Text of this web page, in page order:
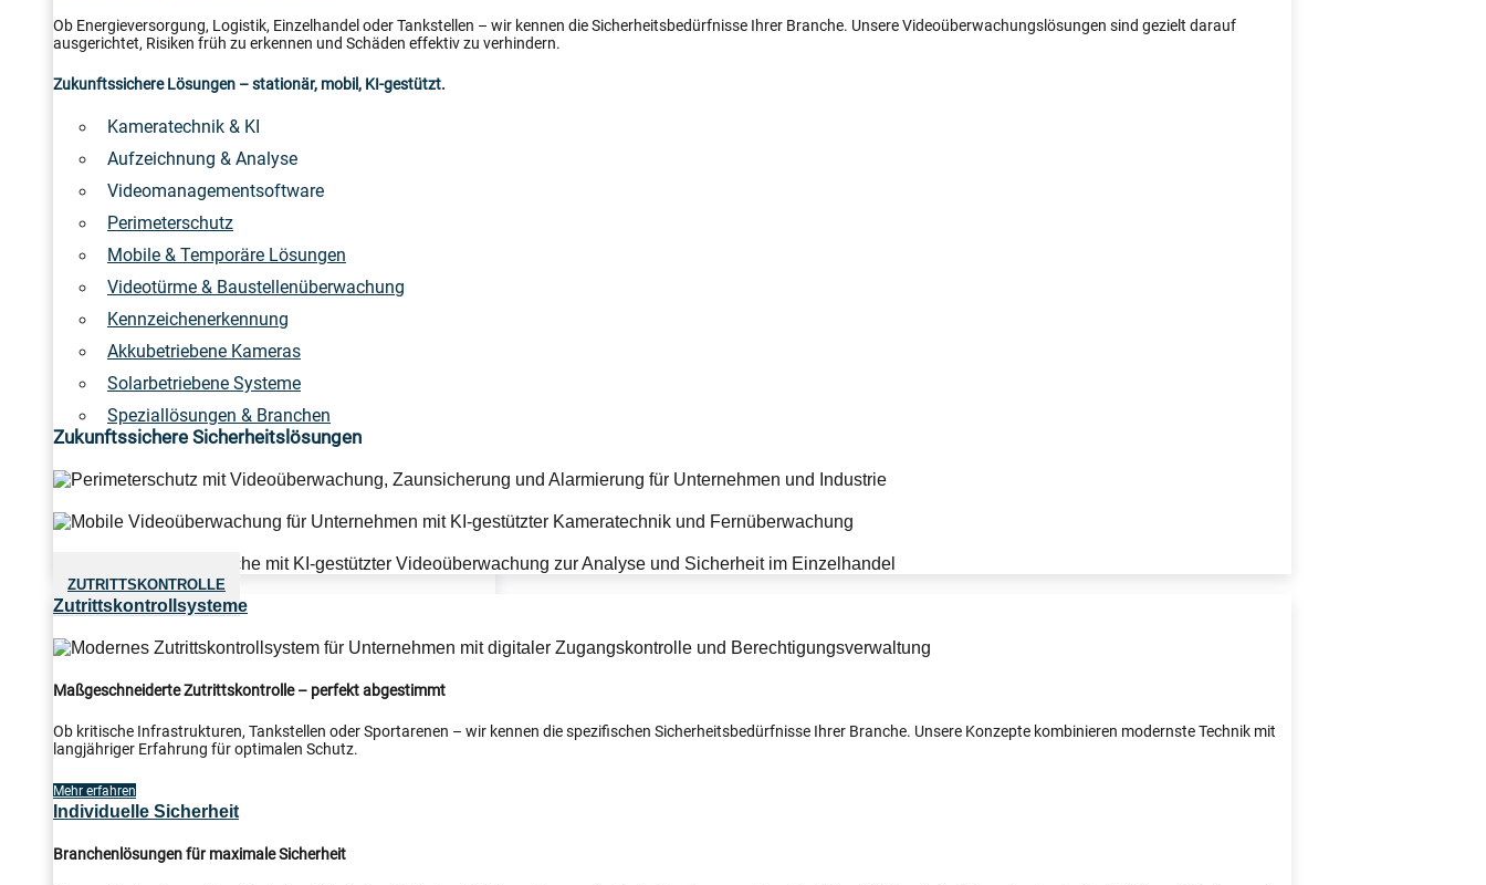
Ob Energieversorgung, Logistik, Einzelhandel oder Tankstellen – wir kennen die Sicherheitsbedürfnisse Ihrer Branche. Unsere Videoüberwachungslösungen sind gezielt darauf
ausgerichtet, Risiken früh zu erkennen und Schäden effektiv zu verhindern.
Zukunftssichere Lösungen – stationär, mobil, KI-gestützt.
Kameratechnik & KI
Aufzeichnung & Analyse
Videomanagementsoftware
Perimeterschutz
Mobile & Temporäre Lösungen
Videotürme & Baustellenüberwachung
Kennzeichenerkennung
Akkubetriebene Kameras
Solarbetriebene Systeme
Speziallösungen & Branchen
Zukunftssichere Sicherheitslösungen
ZUTRITTSKONTROLLE
Zutrittskontrollsysteme
Maßgeschneiderte Zutrittskontrolle – perfekt abgestimmt
Ob kritische Infrastrukturen, Tankstellen oder Sportarenen – wir kennen die spezifischen Sicherheitsbedürfnisse Ihrer Branche. Unsere Konzepte kombinieren modernste Technik mit
langjähriger Erfahrung für optimalen Schutz.
Mehr erfahren
Individuelle Sicherheit
Branchenlösungen für maximale Sicherheit